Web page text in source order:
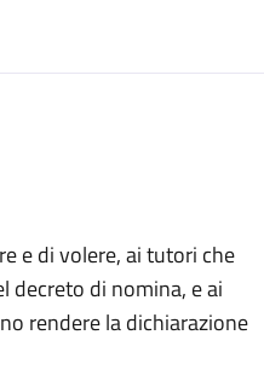
e di volere, ai tutori che
decreto di nomina, e ai
rendere la dichiarazione